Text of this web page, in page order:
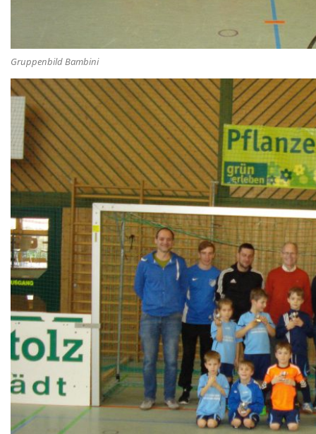
Gruppenbild Bambini